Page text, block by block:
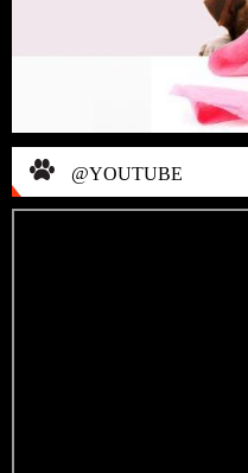
@YOUTUBE